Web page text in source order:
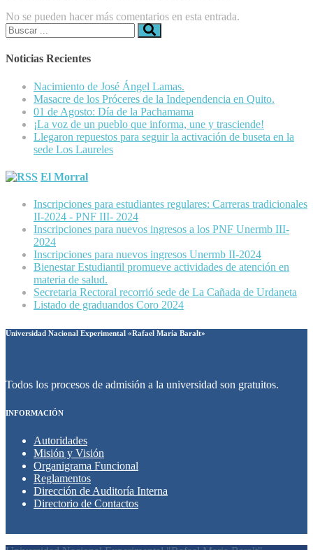
No se pueden hacer más comentarios en esta entrada.
Buscar:
Noticias Recientes
Nacimiento de José Ángel Lamas.
Masacre de los Próceres de la Independencia en Quito.
01 de Agosto: Día de la Pachamama
¡La voz de un pueblo que informa, une y trasciende!
Llegaron repuestos para seguir la activación de buseta en la
sede Los Laureles
El Morral
Inscripciones para estudiantes regulares: Carreras tradicionales
II-2024 - PNF III- 2024
Inscripciones para nuevos ingresos a los PNF Unermb III-
2024
Inscripciones para nuevos ingresos Unermb II-2024
Bienestar Estudiantil promueve actividades de atención en
materia de salud.
Secretaria Rectoral recorrió sede de La Cañada de Urdaneta
Listado de graduandos Coro 2024
Universidad Nacional Experimental «Rafael María Baralt»
Todos los procesos de admisión a la universidad son gratuitos.
INFORMACIÓN
Autoridades
Misión y Visión
Organigrama Funcional
Reglamentos
Dirección de Auditoría Interna
Directorio de Contactos